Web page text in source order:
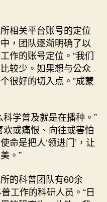
相关平台账号的定位
，团队逐渐明确了以
作的账号定位。“我们
较少。如果想与公众
很好的切入点。”成蒙
学普及就是在播种。”
欢或痛恨、向往或害怕
命是把人‘领进门’，让
。”
的科普团队有60余
工作的科研人员。“日